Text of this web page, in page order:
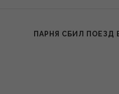
ПАРНЯ СБИЛ ПОЕЗД